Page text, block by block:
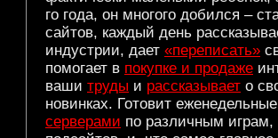
го года, он многого добился –
сайтов, каждый день
индустрии, дает «переписать»
помогает в покупке и продаже
ваши труды и рассказывает о
новинках. Готовит
серверами по различным играм,